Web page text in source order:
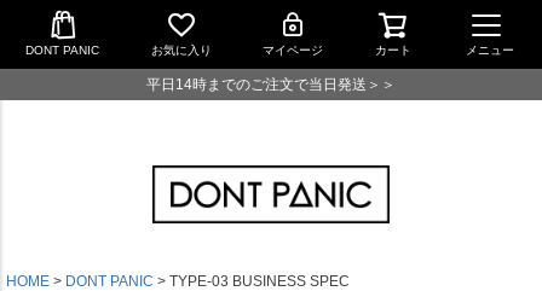
DONT PANIC お気に入り マイページ カート メニュー
平日14時までのご注文で当日発送＞＞
HOME DONT PANIC TYPE-03 BUSINESS SPEC